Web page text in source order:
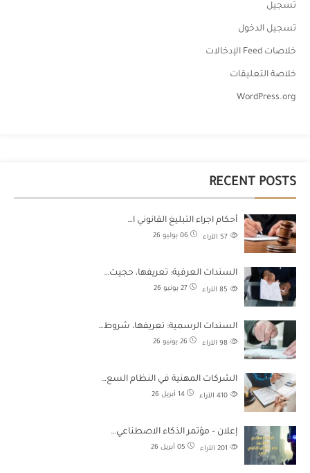
تسجيل
تسجيل الدخول
خلاصات Feed الإدخالات
خلاصة التعليقات
WordPress.org
RECENT POSTS
أحكام اجراء التبليغ القانوني ا…
06 يوليو 26 الآراء
السندات العرفية: تعريفها، حجيت…
27 يونيو 26 الآراء
السندات الرسمية: تعريفها، شروط…
26 يونيو 26 الآراء
الشركات المهنية في النظام السع…
14 أبريل 26 الآراء
إعلان – مؤتمر الذكاء الاصطناعي…
05 أبريل 26 الآراء